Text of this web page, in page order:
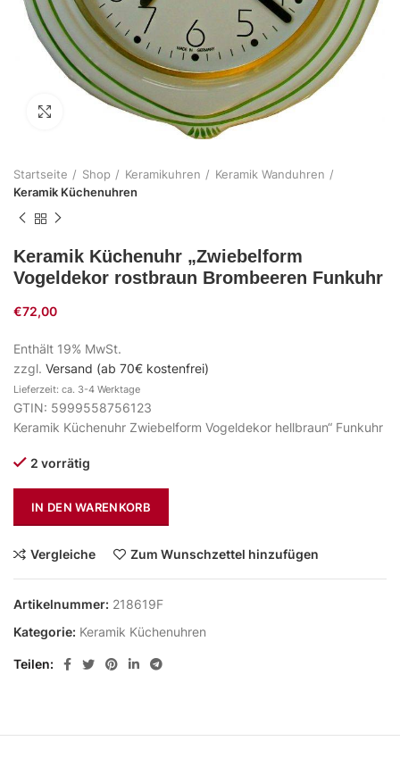
Zum Vergrößern klicken
Startseite Shop Keramikuhren
Keramik Wanduhren
Keramik Küchenuhren
Keramik Küchenuhr „Zwiebelform
Vogeldekor rostbraun Brombeeren Funkuhr
€72,00
Enthält 19% MwSt.
zzgl. Versand (ab 70€ kostenfrei)
Lieferzeit: ca. 3-4 Werktage
GTIN: 5999558756123
Keramik Küchenuhr Zwiebelform Vogeldekor hellbraun“ Funkuhr
2 vorrätig
IN DEN WARENKORB
Vergleiche Zum Wunschzettel hinzufügen
Artikelnummer: 218619F
Kategorie: Keramik Küchenuhren
Teilen